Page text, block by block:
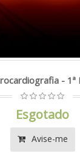
-
Esgotado
Avise-me